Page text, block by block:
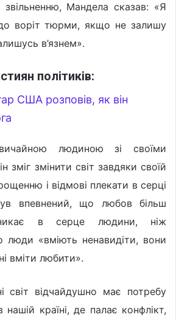
звільненню, Мандела сказав: «Я
воріт тюрми, якщо не залишу
в’язнем».
політиків:
США розповів, як він
людиною зі своїми
зміг змінити світ завдяки своїй
і відмові плекати в серці
впевнений, що любов більш
в серце людини, ніж
люди «вміють ненавидіти, вони
вміти любити».
світ відчайдушно має потребу
країні, де палає конфлікт,